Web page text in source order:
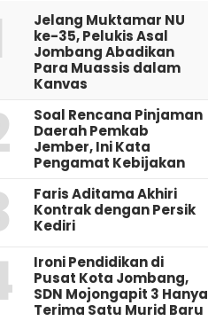
Jelang Muktamar NU
ke-35, Pelukis Asal
Jombang Abadikan
Para Muassis dalam
Kanvas
‎Soal Rencana Pinjaman
Daerah Pemkab
Jember, Ini Kata
Pengamat Kebijakan ‎
Faris Aditama Akhiri
Kontrak dengan Persik
Kediri
Ironi Pendidikan di
Pusat Kota Jombang,
SDN Mojongapit 3 Hanya
Terima Satu Murid Baru